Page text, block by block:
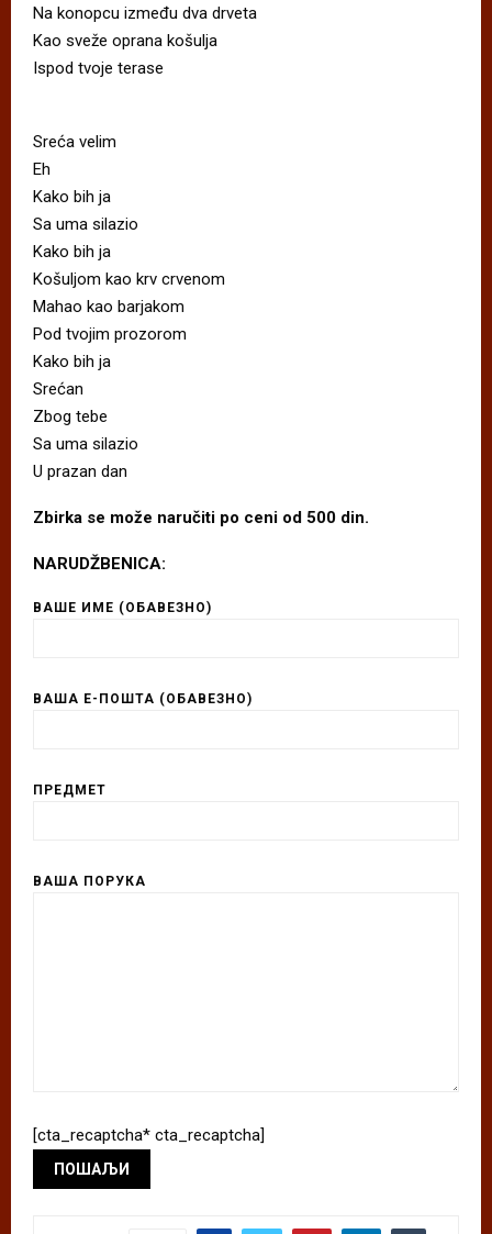
Na konopcu između dva drveta
Kao sveže oprana košulja
Ispod tvoje terase
Sreća velim
Eh
Kako bih ja
Sa uma silazio
Kako bih ja
Košuljom kao krv crvenom
Mahao kao barjakom
Pod tvojim prozorom
Kako bih ja
Srećan
Zbog tebe
Sa uma silazio
U prazan dan
Zbirka se može naručiti po ceni od 500 din.
NARUDŽBENICA:
ВАШЕ ИМЕ (ОБАВЕЗНО)
ВАША Е-ПОШТА (ОБАВЕЗНО)
ПРЕДМЕТ
ВАША ПОРУКА
[cta_recaptcha* cta_recaptcha]